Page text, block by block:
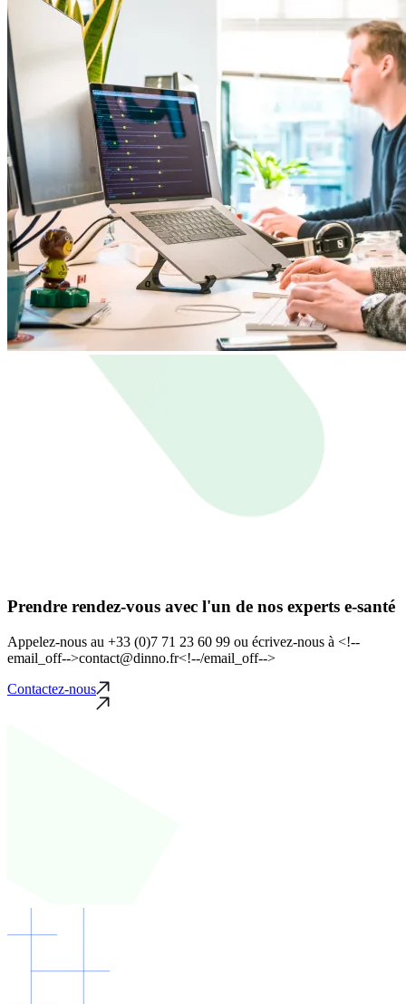
Prendre rendez-vous avec l'un de nos experts e-santé
Appelez-nous au +33 (0)7 71 23 60 99 ou écrivez-nous à <!--
email_off-->contact@dinno.fr<!--/email_off-->
Contactez-nous